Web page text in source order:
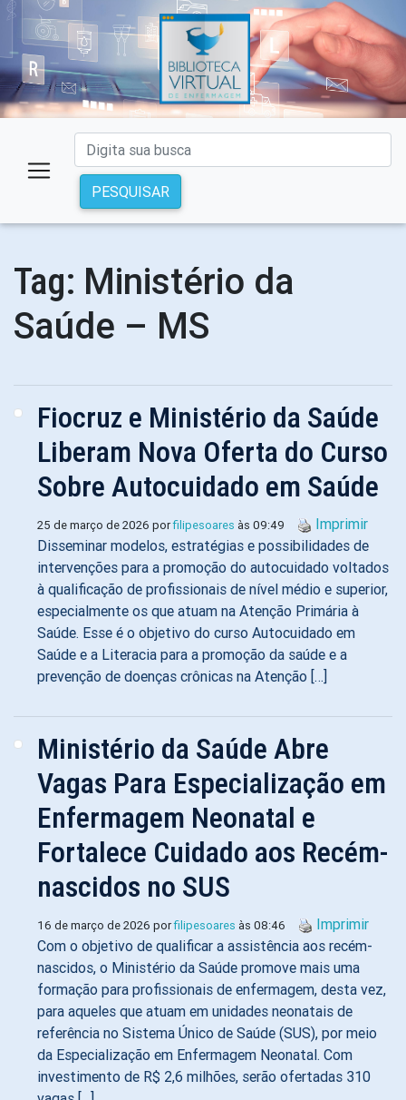
PESQUISAR
Tag: Ministério da
Saúde – MS
Fiocruz e Ministério da Saúde
Liberam Nova Oferta do Curso
Sobre Autocuidado em Saúde
25 de março de 2026 porfilipesoares às 09:49
Imprimir
Disseminar modelos, estratégias e possibilidades de
intervenções para a promoção do autocuidado voltados
à qualificação de profissionais de nível médio e superior,
especialmente os que atuam na Atenção Primária à
Saúde. Esse é o objetivo do curso Autocuidado em
Saúde e a Literacia para a promoção da saúde e a
prevenção de doenças crônicas na Atenção […]
Ministério da Saúde Abre
Vagas Para Especialização em
Enfermagem Neonatal e
Fortalece Cuidado aos Recém-
nascidos no SUS
16 de março de 2026 porfilipesoares às 08:46
Imprimir
Com o objetivo de qualificar a assistência aos recém-
nascidos, o Ministério da Saúde promove mais uma
formação para profissionais de enfermagem, desta vez,
para aqueles que atuam em unidades neonatais de
referência no Sistema Único de Saúde (SUS), por meio
da Especialização em Enfermagem Neonatal. Com
investimento de R$ 2,6 milhões, serão ofertadas 310